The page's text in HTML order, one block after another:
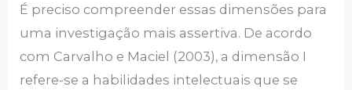
É preciso compreender essas dimensões para
uma investigação mais assertiva. De acordo
com Carvalho e Maciel (2003), a dimensão I
refere-se a habilidades intelectuais que se